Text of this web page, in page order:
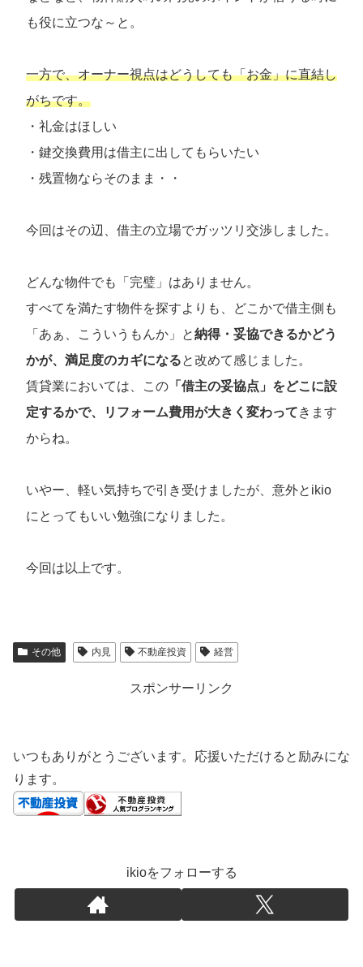
も役に立つな～と。
一方で、オーナー視点はどうしても「お金」に直結し
がちです。
・礼金はほしい
・鍵交換費用は借主に出してもらいたい
・残置物ならそのまま・・
今回はその辺、借主の立場でガッツリ交渉しました。
どんな物件でも「完璧」はありません。
すべてを満たす物件を探すよりも、どこかで借主側も
「あぁ、こういうもんか」と納得・妥協できるかどう
かが、満足度のカギになると改めて感じました。
賃貸業においては、この 「借主の妥協点」をどこに設
定するかで、リフォーム費用が大きく変わってきます
からね。
いやー、軽い気持ちで引き受けましたが、意外とikio
にとってもいい勉強になりました。
今回は以上です。
その他 内見 不動産投資 経営
スポンサーリンク
いつもありがとうございます。応援いただけると励みにな
ります。
ikioをフォローする